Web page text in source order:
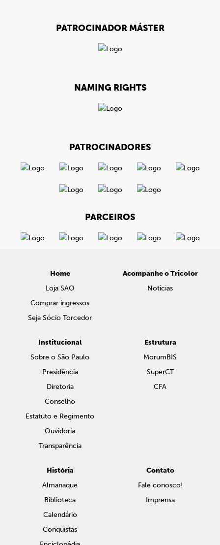
PATROCINADOR MÁSTER
NAMING RIGHTS
PATROCINADORES
PARCEIROS
Home
Loja SAO
Comprar ingressos
Seja Sócio Torcedor
Acompanhe o Tricolor
Notícias
Institucional
Sobre o São Paulo
Presidência
Diretoria
Conselho
Estatuto e Regimento
Ouvidoria
Transparência
Estrutura
MorumBIS
SuperCT
CFA
História
Almanaque
Biblioteca
Calendário
Conquistas
Contato
Fale conosco!
Imprensa